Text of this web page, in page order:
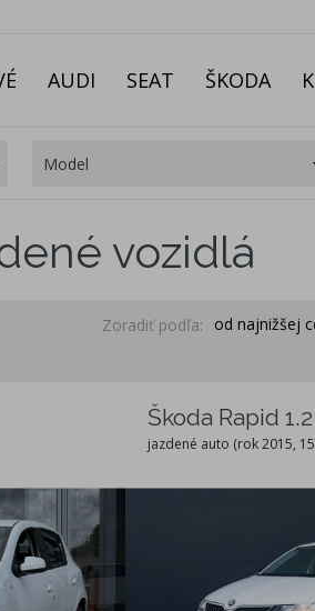
AUDI SEAT ŠKODA
vozidlá
Zoradiť podľa: od najnižšej
Škoda Rapid
jazdené auto (rok 2015,